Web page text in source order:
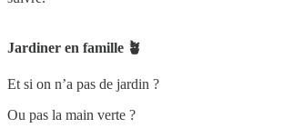
Jardiner en famille 🪴
Et si on n’a pas de jardin ?
Ou pas la main verte ?